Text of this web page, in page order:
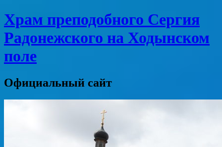
Храм преподобного Сергия
Радонежского на Ходынском
поле
Официальный сайт